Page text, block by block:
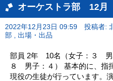
オーケストラ部 12月
2022年12月23日 09:59 投稿者:
部 , 出場・出品
部員 2年 10名（女子：３ 男
８ 男子：４） 基本的に、指
現役の生徒が行っています。